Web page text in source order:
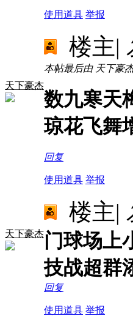
使用道具 举报
天下豪杰
楼主|
本帖最后由 天下豪
数九寒天
琼花飞舞
回复
使用道具 举报
天下豪杰
楼主|
门球场上
技战超群
回复
使用道具 举报